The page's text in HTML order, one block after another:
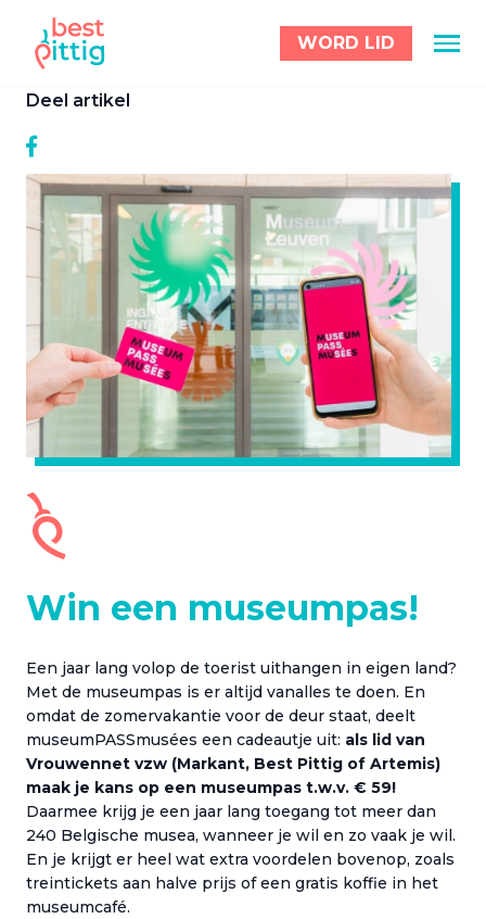
WORD LID
Deel artikel
Win een museumpas!
Een jaar lang volop de toerist uithangen in eigen land?
Met de museumpas is er altijd vanalles te doen. En
omdat de zomervakantie voor de deur staat, deelt
museumPASSmusées een cadeautje uit: als lid van
Vrouwennet vzw (Markant, Best Pittig of Artemis)
maak je kans op een museumpas t.w.v. € 59!
Daarmee krijg je een jaar lang toegang tot meer dan
240 Belgische musea, wanneer je wil en zo vaak je wil.
En je krijgt er heel wat extra voordelen bovenop, zoals
treintickets aan halve prijs of een gratis koffie in het
museumcafé.